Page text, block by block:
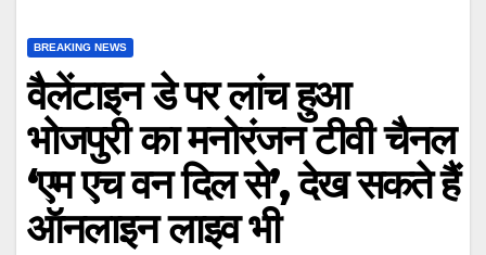
BREAKING NEWS
वैलेंटाइन डे पर लांच हुआ
भोजपुरी का मनोरंजन टीवी चैनल
‘एम एच वन दिल से’, देख सकते हैं
ऑनलाइन लाइव भी